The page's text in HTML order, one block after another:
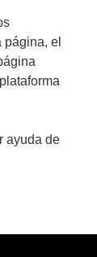
el
ayuda de